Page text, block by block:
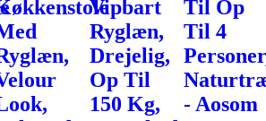
Vipbart
Ryglæn,
Drejelig,
Op Til
150 Kg,
Til Op
Til 4
- Aosom